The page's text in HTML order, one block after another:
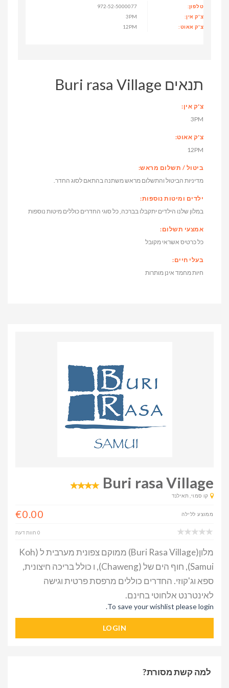
טלפון:
972-52-5000077
צ'ק אין:
3PM
צ'ק אאוט:
12PM
תנאים Buri rasa Village
צ'ק אין:
3PM
צ'ק אאוט:
12PM
ביטול / תשלום מראש:
מדיניות הביטול והתשלום מראש משתנה בהתאם לסוג החדר.
ילדים ומיטות נוספות:
במלון שלנו הילדים יתקבלו בברכה, כל סוגי החדרים כוללים מיטות נוספות
אמצעי תשלום:
כל כרטיס אשראי מקובל
בעלי חיים:
חיות מחמד אינן מותרות
Buri rasa Village
קו סמוי, תאילנד
ממוצע ללילה €0.00
0 חוות דעת
מלון(Buri Rasa Village) ממוקם צפונית מערבית ל (Koh
Samui), חוף הים של (Chaweng), ו כולל בריכה חיצונית,
ספא וג'קוזי. החדרים כוללים מרפסת פרטית וגישה
לאינטרנט אלחוטי בחינם.
To save your wishlist please login.
LOGIN
למה קשת מסורת?